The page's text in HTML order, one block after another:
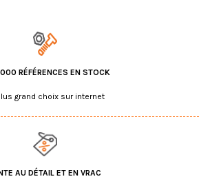
RÉFÉRENCES EN STOCK
grand choix sur internet
AU DÉTAIL ET EN VRAC